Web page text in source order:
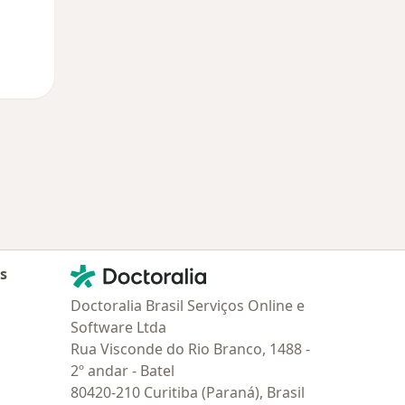
Contato
Doctoralia - Homepage
Doctoralia Brasil Serviços Online e
Software Ltda
Rua Visconde do Rio Branco, 1488 -
2º andar - Batel
80420-210 Curitiba (Paraná), Brasil